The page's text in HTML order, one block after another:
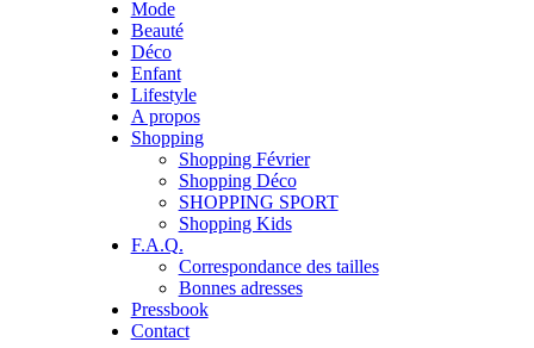
Mode
Beauté
Déco
Enfant
Lifestyle
A propos
Shopping
Shopping Février
Shopping Déco
SHOPPING SPORT
Shopping Kids
F.A.Q.
Correspondance des tailles
Bonnes adresses
Pressbook
Contact